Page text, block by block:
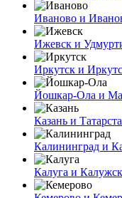
Иваново и
Ижевск и
Иркутск и
Йошкар-Ола и
Казань и
Калининград и
Калуга и